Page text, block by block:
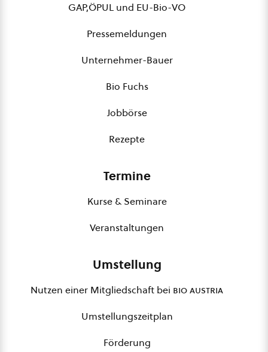
GAP,ÖPUL und EU-Bio-VO
Pressemeldungen
Unternehmer-Bauer
Bio Fuchs
Jobbörse
Rezepte
Termine
Kurse & Seminare
Veranstaltungen
Umstellung
Nutzen einer Mitgliedschaft bei bio austria
Umstellungszeitplan
Förderung